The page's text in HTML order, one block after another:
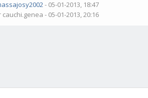
- 05-01-2013, 18:47
cauchi.genea - 05-01-2013, 20:16